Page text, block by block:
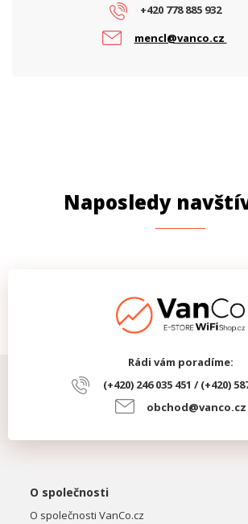
+420 778 885 932
mencl@vanco.cz
Naposledy
Rádi vám poradíme:
(+420) 246 035 451 / (+420)
obchod@vanco.cz
O společnosti
O společnosti VanCo.cz